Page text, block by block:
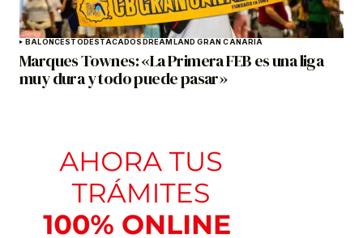
BALONCESTODESTACADOSDREAMLAND GRAN CANARIA
Marques Townes: «La Primera FEB es una liga
muy dura y todo puede pasar»